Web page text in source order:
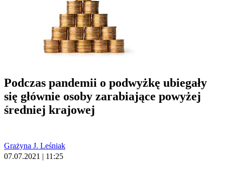
Podczas pandemii o podwyżkę ubiegały
się głównie osoby zarabiające powyżej
średniej krajowej
Grażyna J. Leśniak
07.07.2021 | 11:25